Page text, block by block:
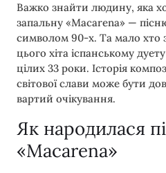
Важко знайти людину, яка
запальну «Macarena» —
символом 90-х. Та мало хто
цього хіта іспанському
цілих 33 роки. Історія
світової слави може бути
вартий очікування.
Як народилася
«Macarena»